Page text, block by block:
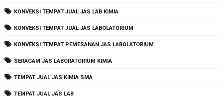
KONVEKSI TEMPAT JUAL JAS LAB KIMIA
KONVEKSI TEMPAT JUAL JAS LABOLATORIUM
KONVEKSI TEMPAT PEMESANAN JAS LABOLATORIUM
SERAGAM JAS LABORATORIUM KIMIA
TEMPAT JUAL JAS KIMIA SMA
TEMPAT JUAL JAS LAB